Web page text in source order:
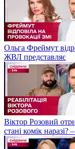
Ольга Фреймут
ЖВЛ представляє
Віктор Розовий
стані комік